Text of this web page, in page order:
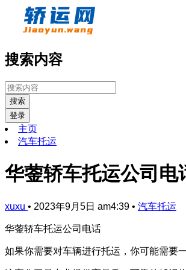
搜索内容
搜索
登录
主页
汽车托运
华蓥轿车托运公司电
xuxu • 2023年9月5日 am4:39 • 汽车托运
华蓥轿车托运公司电话
如果你需要对车辆进行托运，你可能需要